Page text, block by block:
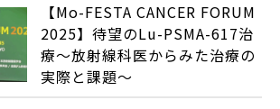
【Mo-FESTA CANCER FORUM
2025】待望のLu-PSMA-617治
療～放射線科医からみた治療の
実際と課題～